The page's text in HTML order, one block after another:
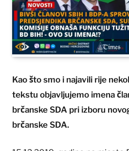
Kao što smo i najavili rije
tekstu objavljujemo imena
brčanske SDA pri izboru
brčanske SDA.